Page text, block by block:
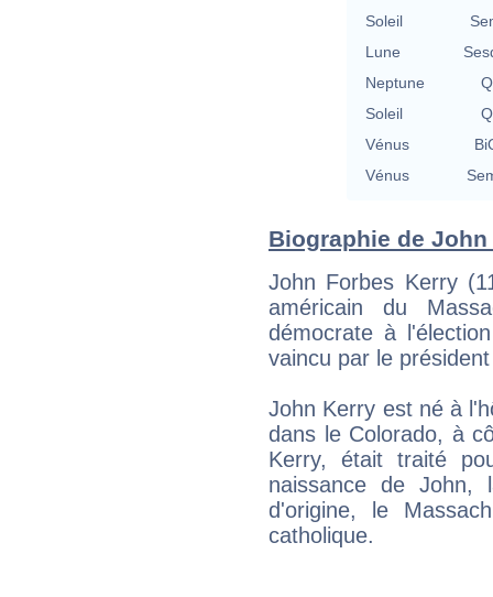
Soleil
Lune
Neptune
Soleil
Vénus
Vénus
Biographie de
John Forbes Kerry
américain du
démocrate à
vaincu par le
John Kerry est né à
dans le Colorado, à
Kerry, était traité
naissance de John,
d'origine, le
catholique.